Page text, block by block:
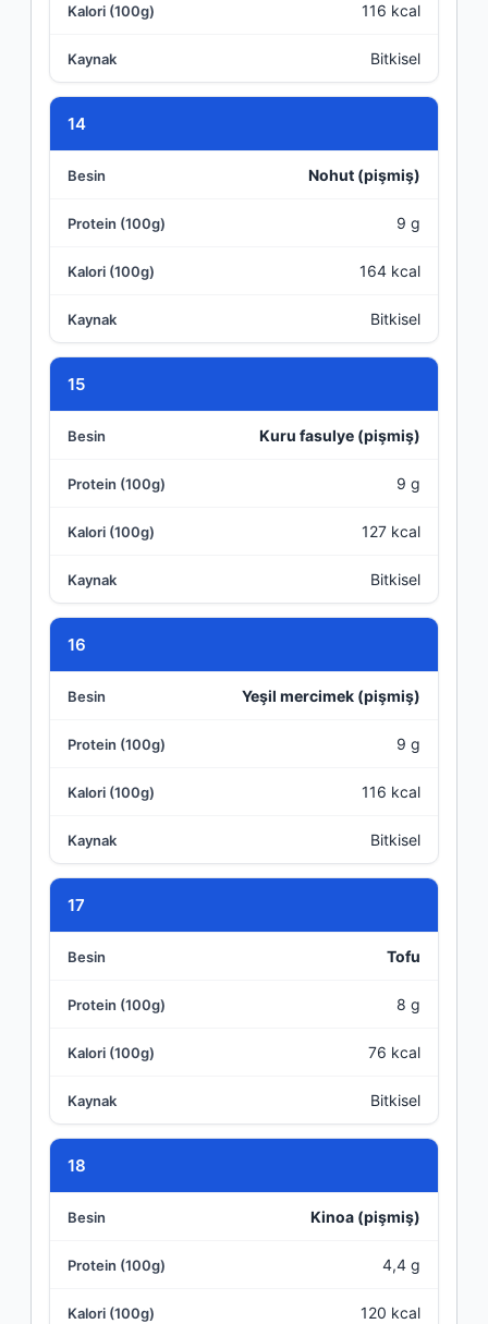
116 kcal
Bitkisel
14
Nohut (pişmiş)
9 g
164 kcal
Bitkisel
15
Kuru fasulye (pişmiş)
9 g
127 kcal
Bitkisel
16
Yeşil mercimek (pişmiş)
9 g
116 kcal
Bitkisel
17
Tofu
8 g
76 kcal
Bitkisel
18
Kinoa (pişmiş)
4,4 g
120 kcal